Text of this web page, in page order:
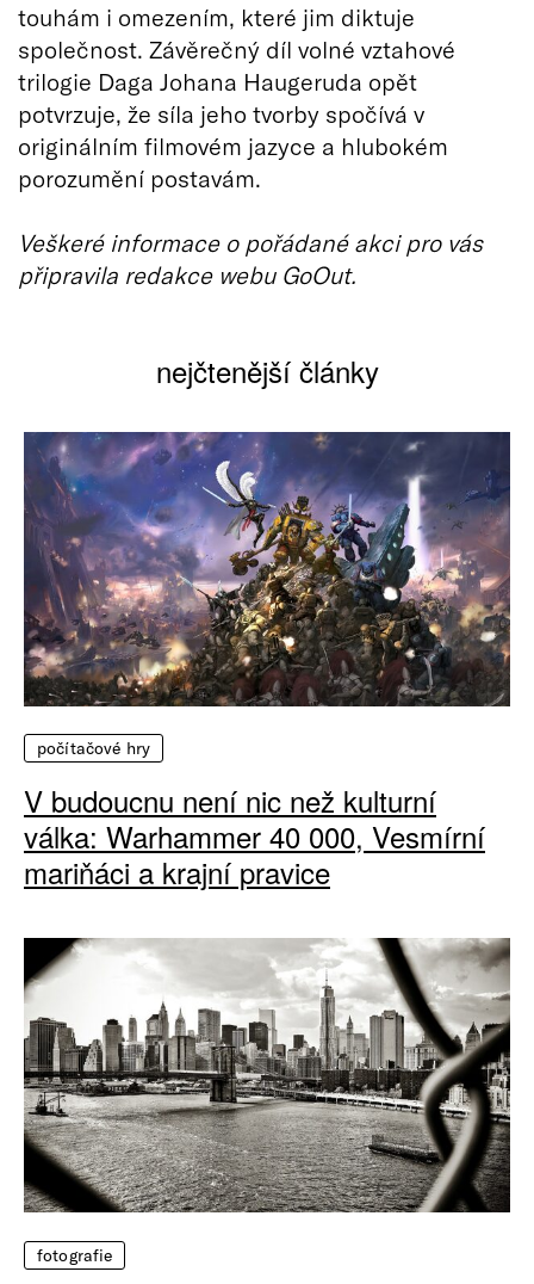
touhám i omezením, které jim diktuje
společnost. Závěrečný díl volné vztahové
trilogie Daga Johana Haugeruda opět
potvrzuje, že síla jeho tvorby spočívá v
originálním filmovém jazyce a hlubokém
porozumění postavám.
Veškeré informace o pořádané akci pro vás
připravila redakce webu GoOut.
nejčtenější články
počítačové hry
V budoucnu není nic než kulturní
válka: Warhammer 40 000, Vesmírní
mariňáci a krajní pravice
fotografie